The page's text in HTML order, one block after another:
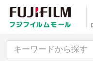
ログイン